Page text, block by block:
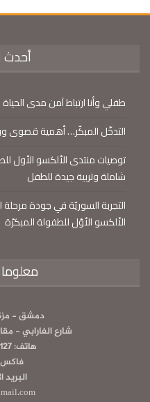
أحدث
طفلي وأنا ارتباط آمن مدى الحياة
التدخّل المبكّر… أهمية قصوى
توصيات منتدى الألكسو الأول
شاملة وتربية جيدة للطفل
التجربة السوريّة في جودة
الألكسو الأوّل للطفولة المبكرّة
دمشق -
شارع الفارابي -
هاتف: 6110127-6110122
فاكس:
البريد